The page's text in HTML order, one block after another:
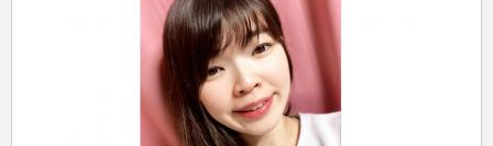
しぎなおどりって、ドラクエか～い！！ 遊びを真剣に命がけでやれ
と説教する変なヒーロー（笑） 目的が無いことが目的！？ 職業は人
動が多く、自由すぎてシュール。 しかもBlu-ray & DVD発売！？ かる